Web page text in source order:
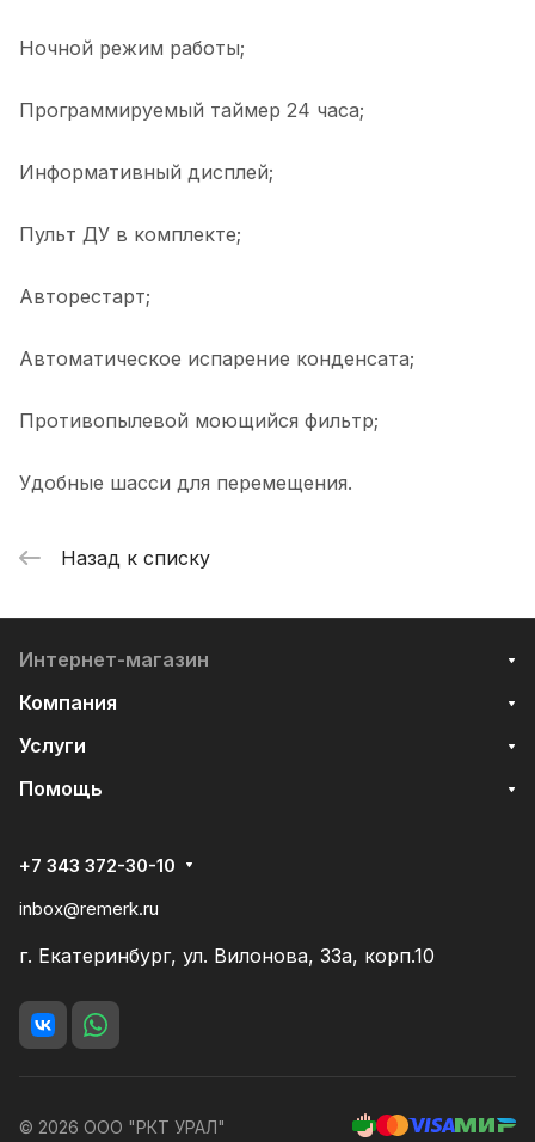
Ночной режим работы;
Программируемый таймер 24 часа;
Информативный дисплей;
Пульт ДУ в комплекте;
Авторестарт;
Автоматическое испарение конденсата;
Противопылевой моющийся фильтр;
Удобные шасси для перемещения.
Назад к списку
Интернет-магазин
Компания
Услуги
Помощь
+7 343 372-30-10
inbox@remerk.ru
г. Екатеринбург, ул. Вилонова, 33а, корп.10
© 2026 ООО "РКТ УРАЛ"